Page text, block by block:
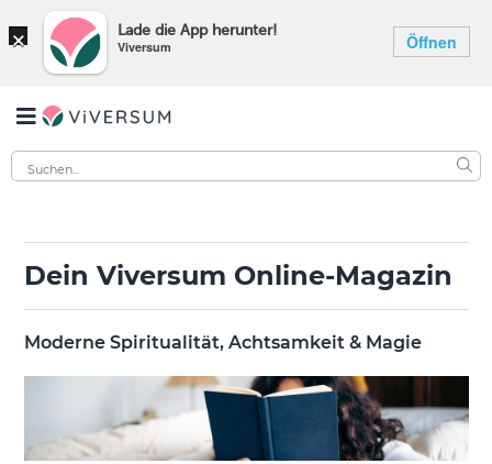
× Lade die App herunter!
Viversum Öffnen
Dein Viversum Online-Magazin
Moderne Spiritualität, Achtsamkeit & Magie